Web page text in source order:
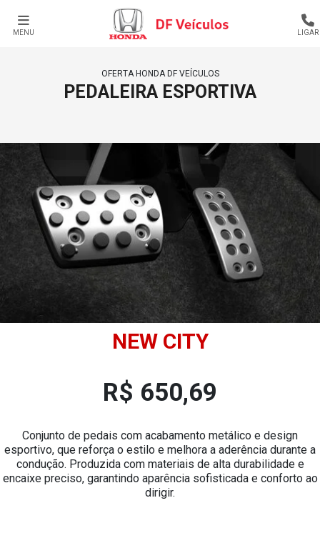
MENU LIGAR
OFERTA HONDA DF VEÍCULOS
PEDALEIRA ESPORTIVA
NEW CITY
R$ 650,69
Conjunto de pedais com acabamento metálico e design
esportivo, que reforça o estilo e melhora a aderência durante a
condução. Produzida com materiais de alta durabilidade e
encaixe preciso, garantindo aparência sofisticada e conforto ao
dirigir.